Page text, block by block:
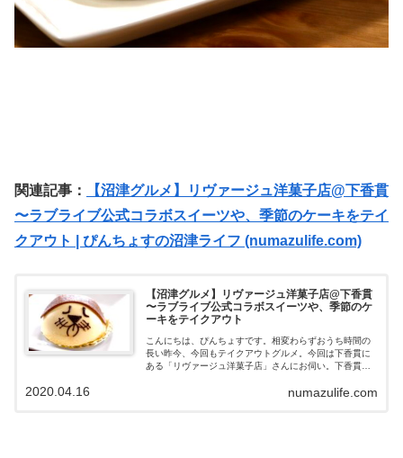
関連記事：
【沼津グルメ】リヴァージュ洋菓子店@下香貫
〜ラブライブ公式コラボスイーツや、季節のケーキをテイ
クアウト | ぴんちょすの沼津ライフ (numazulife.com)
【沼津グルメ】リヴァージュ洋菓子店@下香貫
〜ラブライブ公式コラボスイーツや、季節のケ
ーキをテイクアウト
こんにちは、ぴんちょすです。相変わらずおうち時間の
長い昨今、今回もテイクアウトグルメ。今回は下香貫に
ある「リヴァージュ洋菓子店」さんにお伺い。下香貫
ん。「リヴァージュ洋菓子店」さんがあるのは...
numazulife.com
2020.04.16